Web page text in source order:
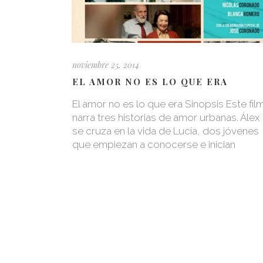
noviembre 25, 2014
EL AMOR NO ES LO QUE ERA
El amor no es lo que era Sinopsis Este
narra tres historias de amor urbanas. Álex
se cruza en la vida de Lucía, dos jóvenes
que empiezan a conocerse e inician